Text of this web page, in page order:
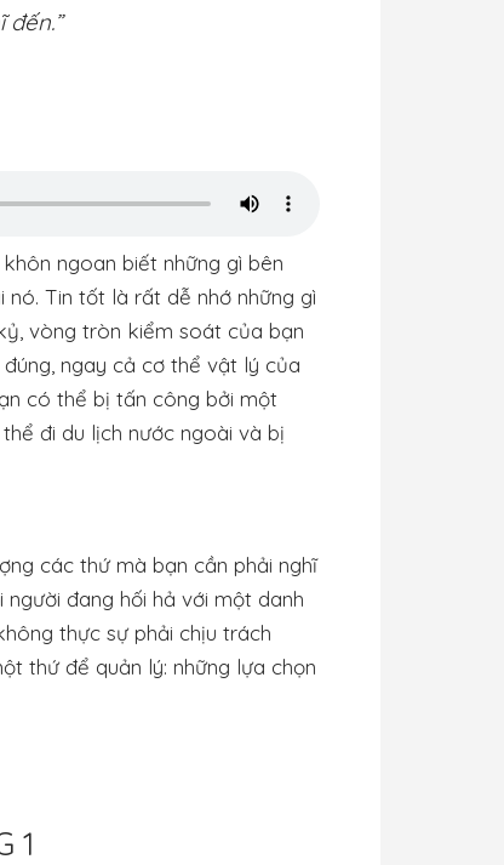
ngoan biết những gì bên
Tin tốt là rất dễ nhớ những gì
vòng tròn kiểm soát của bạn
ngay cả cơ thể vật lý của
có thể bị tấn công bởi một
đi du lịch nước ngoài và bị
các thứ mà bạn cần phải nghĩ
đang hối hả với một danh
thực sự phải chịu trách
thứ để quản lý: những lựa chọn
1